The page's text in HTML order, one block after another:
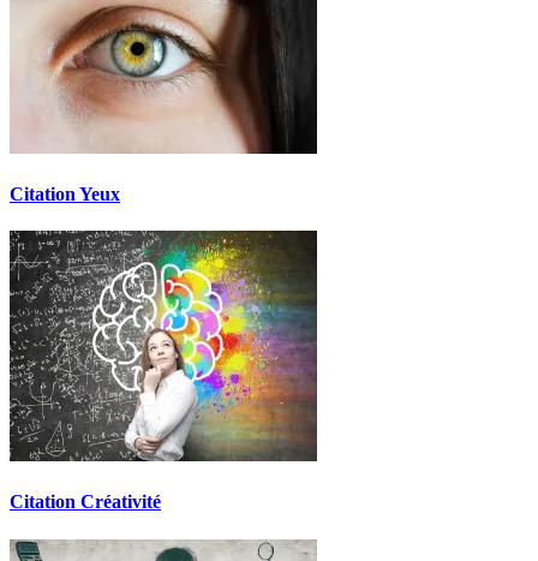
Citation Yeux
Citation Créativité